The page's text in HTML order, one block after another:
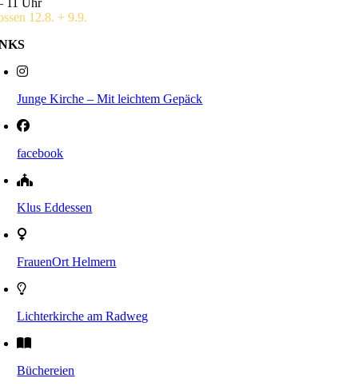
11 Uhr
12.8. + 9.9.
Junge Kirche – Mit leichtem Gepäck
facebook
Klus Eddessen
FrauenOrt Helmern
Lichterkirche am Radweg
Büchereien